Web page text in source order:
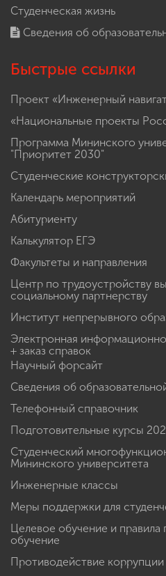
Студенческая жизнь
Сведения об
Быстрые ссылки
Проект «Инженерный
«Национальные проекты
Программа Мининского
"Приоритет 2030"
Студенческие
Календарь мероприятий
Абитуриенту
Калькулятор ЕГЭ
Факультеты и направления
Центр по трудоустройству
социальному партнерству
Институт непрерывного
Электронная
+ заказ справок
Научный форсайт
Сведения об
Телефонный справочник
Подготовительные курсы
Студенческий
Мининского университета
Инженерные классы
Меры поддержки для
Целевое обучение и правила
обучение
Противодействие коррупции